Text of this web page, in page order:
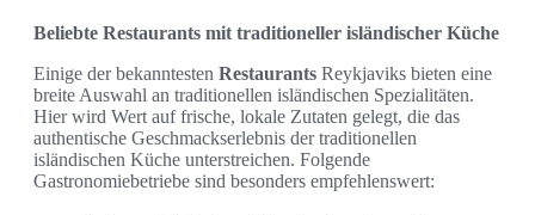
Beliebte Restaurants mit traditioneller isländischer Küche
Einige der bekanntesten Restaurants Reykjaviks bieten eine
breite Auswahl an traditionellen isländischen Spezialitäten.
Hier wird Wert auf frische, lokale Zutaten gelegt, die das
authentische Geschmackserlebnis der traditionellen
isländischen Küche unterstreichen. Folgende
Gastronomiebetriebe sind besonders empfehlenswert: